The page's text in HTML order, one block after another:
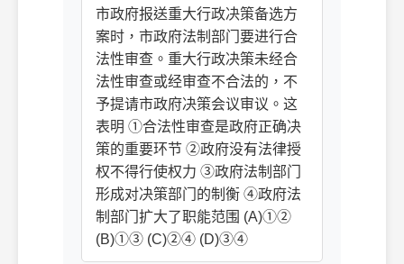
市政府报送重大行政决策备选方
案时，市政府法制部门要进行合
法性审查。重大行政决策未经合
法性审查或经审查不合法的，不
予提请市政府决策会议审议。这
表明 ①合法性审查是政府正确决
策的重要环节 ②政府没有法律授
权不得行使权力 ③政府法制部门
形成对决策部门的制衡 ④政府法
制部门扩大了职能范围 (A)①②
(B)①③ (C)②④ (D)③④